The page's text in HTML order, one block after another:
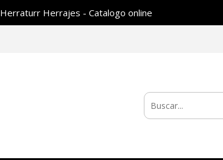
Herraturr Herrajes - Catalogo online